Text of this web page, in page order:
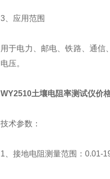
3、应用范围
用于电力、邮电、铁路、通
电压。
WY2510土壤电阻率测试仪价
技术参数：
1、接地电阻测量范围：0.01-